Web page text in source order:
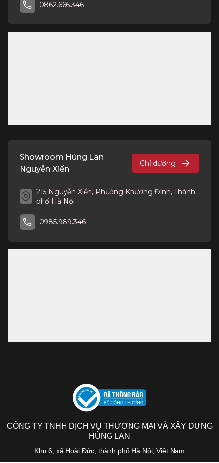
0862.666.346
Showroom Hùng Lan
Nguyễn Xiển
Chỉ đường
215 Nguyễn Xiển, Phường Khương Đình, Thành
phố Hà Nội
0985.989.346
CÔNG TY TNHH DỊCH VỤ THƯƠNG MẠI VÀ XÂY DỰNG
HÙNG LAN
Khu 6, xã Hoài Đức, thành phố Hà Nội, Việt Nam